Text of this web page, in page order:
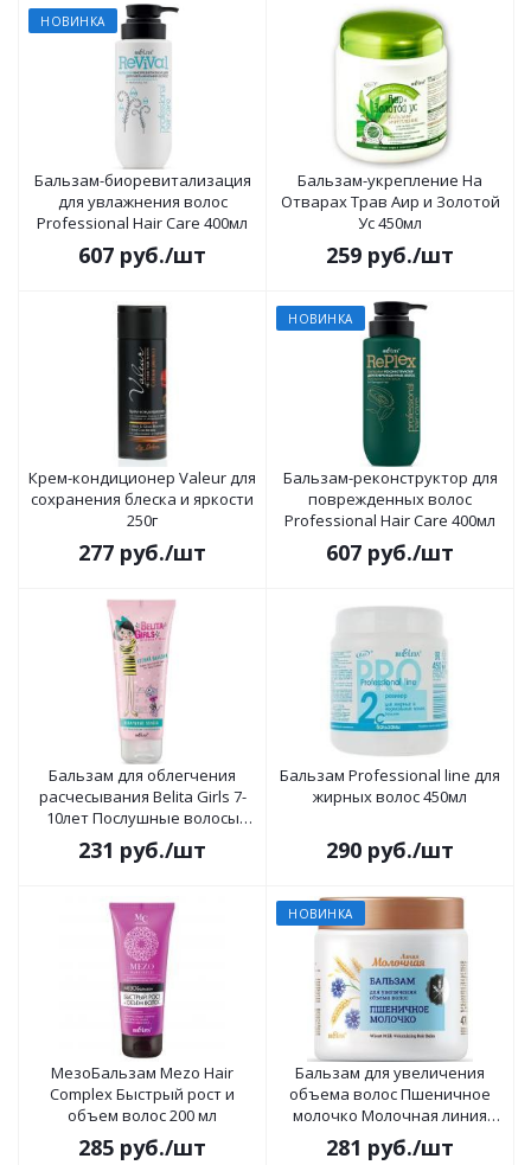
НОВИНКА
Бальзам-биоревитализация
для увлажнения волос
Professional Hair Care 400мл
607 руб./шт
Бальзам-укрепление На
Отварах Трав Аир и Золотой
Ус 450мл
259 руб./шт
Крем-кондиционер Valeur для
сохранения блеска и яркости
250г
277 руб./шт
НОВИНКА
Бальзам-реконструктор для
поврежденных волос
Professional Hair Care 400мл
607 руб./шт
Бальзам для облегчения
расчесывания Belita Girls 7-
10лет Послушные волосы
200мл
231 руб./шт
Бальзам Professional line для
жирных волос 450мл
290 руб./шт
МезоБальзам Mezo Hair
Complex Быстрый рост и
объем волос 200 мл
285 руб./шт
НОВИНКА
Бальзам для увеличения
объема волос Пшеничное
молочко Молочная линия
470мл
281 руб./шт